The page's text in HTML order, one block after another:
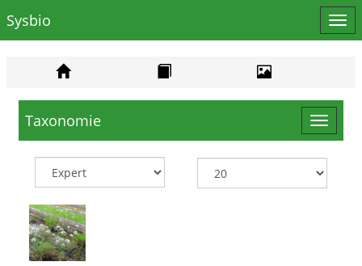
le
Sysbio
Toggle
Taxonomie